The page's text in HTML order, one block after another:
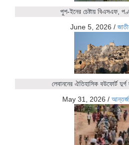
পুশ-ইনের চেষ্টায় বিএসএফ,
June 5, 2026 /
লেবাননের ঐতিহাসিক বউফোর্ট
May 31, 2026 /